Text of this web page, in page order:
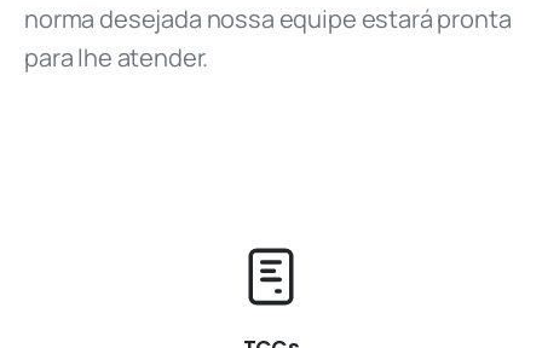
norma desejada nossa equipe estará pronta
para lhe atender.